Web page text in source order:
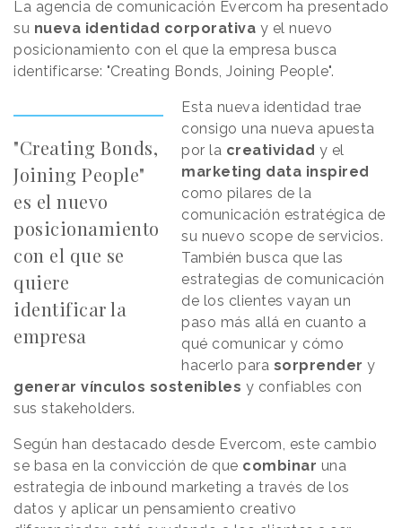
La agencia de comunicación Evercom ha presentado
su nueva identidad corporativa y el nuevo
posicionamiento con el que la empresa busca
identificarse: "Creating Bonds, Joining People".
"Creating Bonds,
Joining People"
es el nuevo
posicionamiento
con el que se
quiere
identificar la
empresa
Esta nueva identidad trae
consigo una nueva apuesta
por la creatividad y el
marketing data inspired
como pilares de la
comunicación estratégica de
su nuevo scope de servicios.
También busca que las
estrategias de comunicación
de los clientes vayan un
paso más allá en cuanto a
qué comunicar y cómo
hacerlo para sorprender y
generar vínculos sostenibles y confiables con
sus stakeholders.
Según han destacado desde Evercom, este cambio
se basa en la convicción de que combinar una
estrategia de inbound marketing a través de los
datos y aplicar un pensamiento creativo